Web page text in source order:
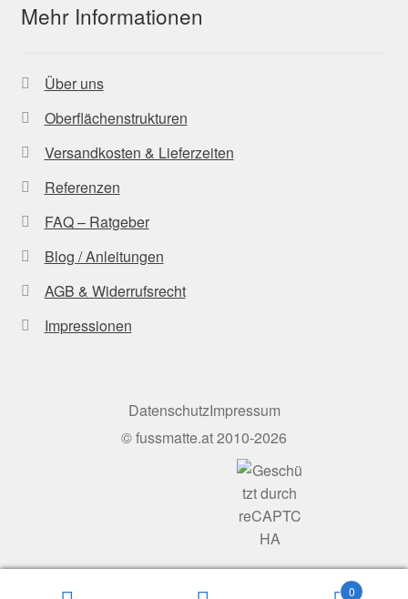
Mehr Informationen
Über uns
Oberflächenstrukturen
Versandkosten & Lieferzeiten
Referenzen
FAQ – Ratgeber
Blog / Anleitungen
AGB & Widerrufsrecht
Impressionen
DatenschutzImpressum
©fussmatte.at2010-2026
0